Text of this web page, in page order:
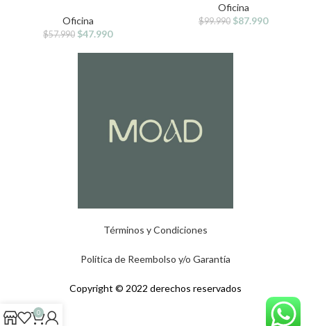
Oficina
$57.990 $47.990
Oficina
$99.990 $87.990
Términos y Condiciones
Política de Reembolso y/o Garantía
Copyright © 2022 derechos reservados
0